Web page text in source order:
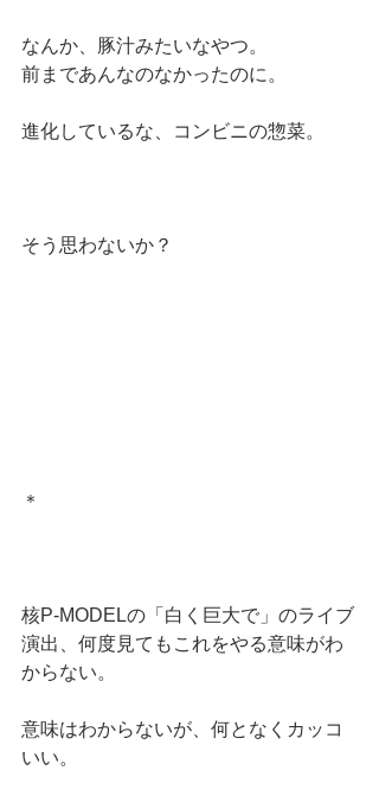
なんか、豚汁みたいなやつ。
前まであんなのなかったのに。
進化しているな、コンビニの惣菜。
そう思わないか？
＊
核P-MODELの「白く巨大で」のライブ
演出、何度見てもこれをやる意味がわ
からない。
意味はわからないが、何となくカッコ
いい。